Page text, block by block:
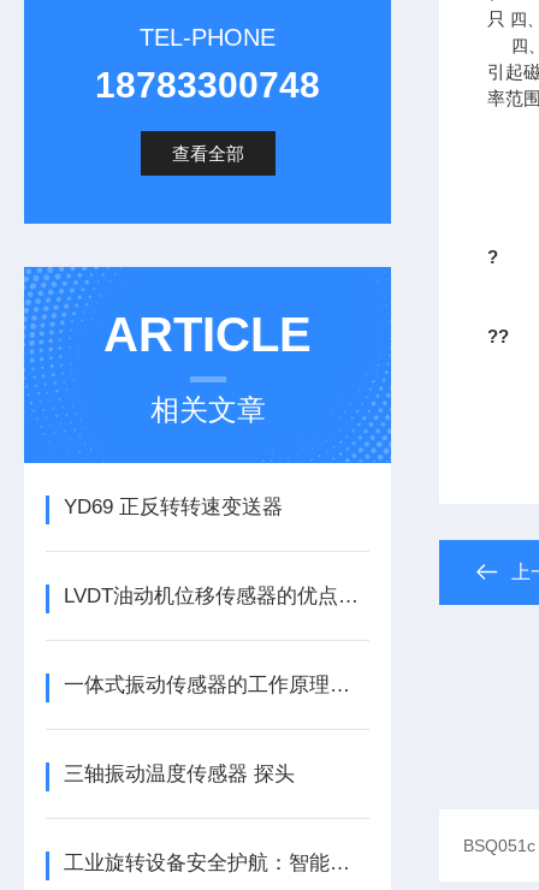
TEL-PHONE
18783300748
查看全部
ARTICLE
相关文章
YD69 正反转转速变送器
LVDT油动机位移传感器的优点分别有这几点
一体式振动传感器的工作原理是什么？
三轴振动温度传感器 探头
工业旋转设备安全护航：智能转速监测仪技术现状与应用优化研究
只 四
四
引起
率范
?
??